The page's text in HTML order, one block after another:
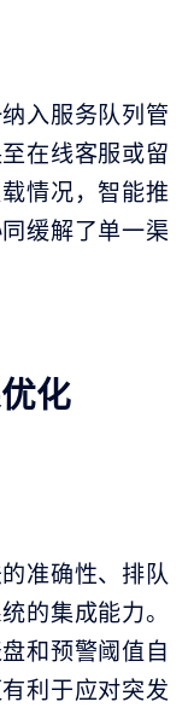
入服务队列管
在线客服或留
情况，智能推
缓解了单一渠
化
准确性、排队
的集成能力。
和预警阈值自
利于应对突发